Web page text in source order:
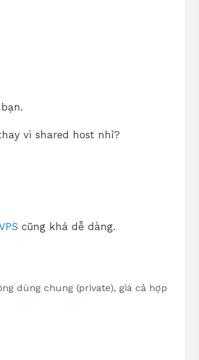
vì shared host nhỉ?
cũng khá dễ dàng.
dùng chung (private), giá cả hợp